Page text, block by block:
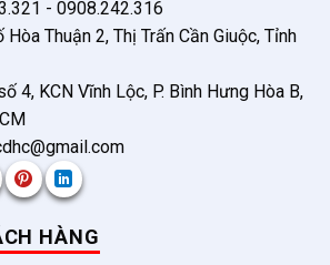
- 0908.242.316
Thuận 2, Thị Trấn Cần Giuộc, Tỉnh
4, KCN Vĩnh Lộc, P. Bình Hưng Hòa B,
HÀNG